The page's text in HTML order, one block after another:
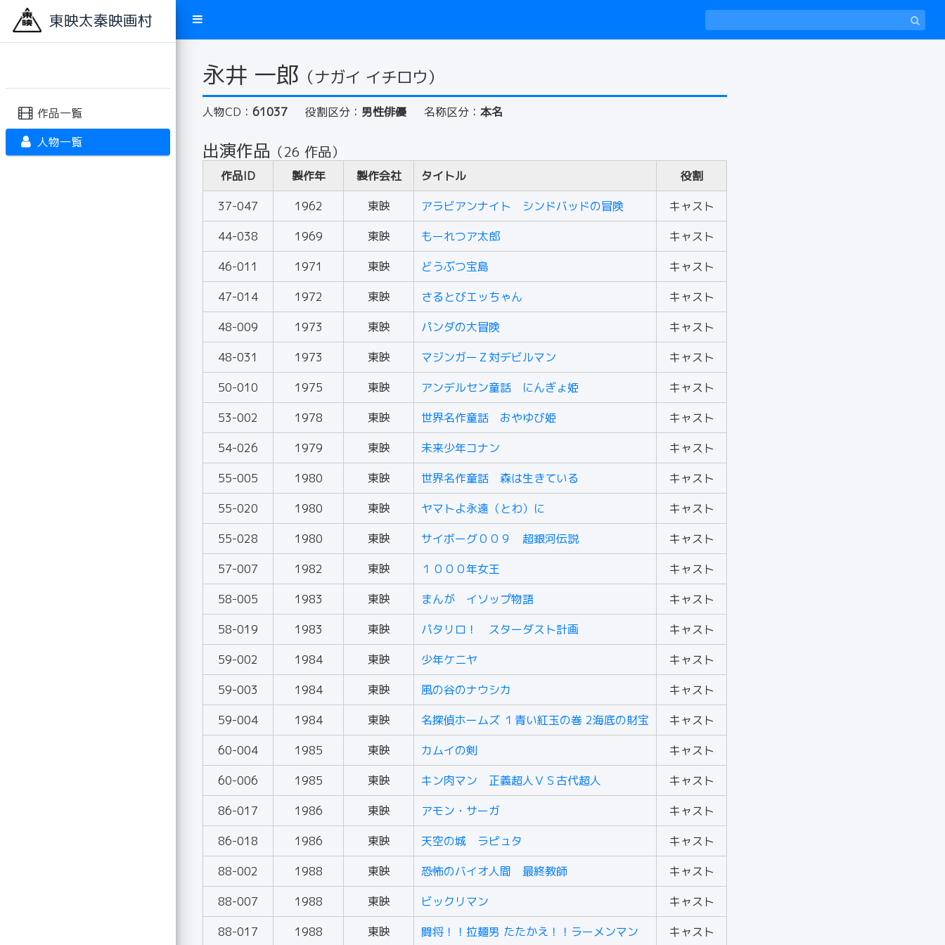
東映太秦映画村
作品一覧
人物一覧
永井 一郎 （ナガイ イチロウ）
人物CD： 61037 役割区分： 男性俳優 名称区分： 本名
出演作品 （26 作品）
作品ID 製作年 製作会社 タイトル
役割
37-047
1962 東映 アラビアンナイト シンドバッドの冒険
キャスト
44-038
1969 東映 もーれつア太郎
キャスト
46-011
1971 東映 どうぶつ宝島
キャスト
47-014
1972 東映 さるとびエッちゃん
キャスト
48-009
1973 東映 パンダの大冒険
キャスト
48-031
1973 東映 マジンガーＺ対デビルマン
キャスト
50-010
1975 東映 アンデルセン童話 にんぎょ姫
キャスト
53-002
1978 東映 世界名作童話 おやゆび姫
キャスト
54-026
1979 東映 未来少年コナン
キャスト
55-005
1980 東映 世界名作童話 森は生きている
キャスト
55-020
1980 東映 ヤマトよ永遠（とわ）に
キャスト
55-028
1980 東映 サイボーグ００９ 超銀河伝説
キャスト
57-007
1982 東映 １０００年女王
キャスト
58-005
1983 東映 まんが イソップ物語
キャスト
58-019
1983 東映 パタリロ！ スターダスト計画
キャスト
59-002
1984 東映 少年ケニヤ
キャスト
59-003
1984 東映 風の谷のナウシカ
キャスト
59-004
1984 東映 名探偵ホームズ １青い紅玉の巻 2海底の財宝
キャスト
60-004
1985 東映 カムイの剣
キャスト
60-006
1985 東映 キン肉マン 正義超人ＶＳ古代超人
キャスト
86-017
1986 東映 アモン・サーガ
キャスト
86-018
1986 東映 天空の城 ラピュタ
キャスト
88-002
1988 東映 恐怖のバイオ人間 最終教師
キャスト
88-007
1988 東映 ビックリマン
キャスト
88-017
1988 東映 闘将！！拉麺男 たたかえ！！ラーメンマン キャスト